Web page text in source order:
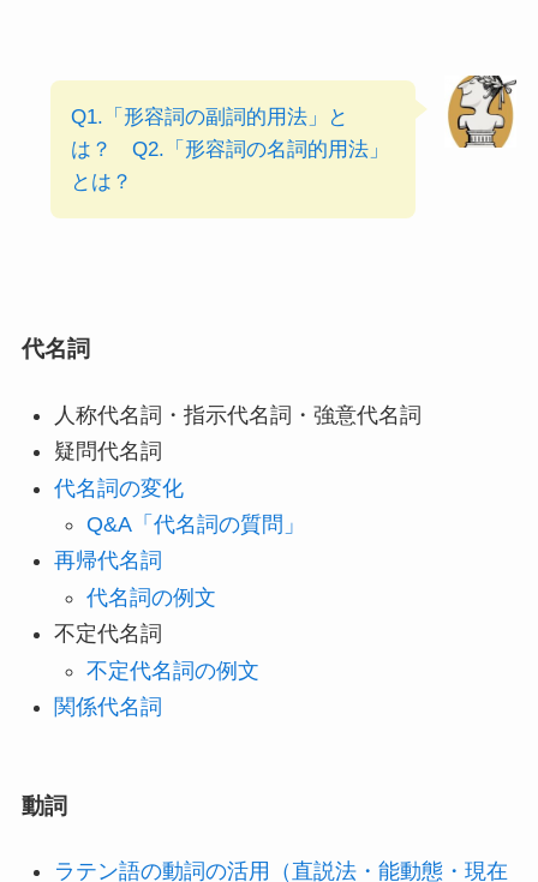
Q1.「形容詞の副詞的用法」と
は？
Q2.「形容詞の名詞的用法」
とは？
代名詞
人称代名詞・指示代名詞・強意代名詞
疑問代名詞
代名詞の変化
Q&A「代名詞の質問」
再帰代名詞
代名詞の例文
不定代名詞
不定代名詞の例文
関係代名詞
動詞
ラテン語の動詞の活用（直説法・能動態・現在